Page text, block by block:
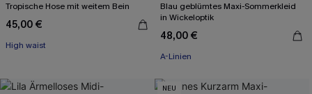
Tropische Hose mit weitem Bein
45,00 €
High waist
Blau geblümtes Maxi-Sommerkleid
in Wickeloptik
48,00 €
A-Linien
NEU